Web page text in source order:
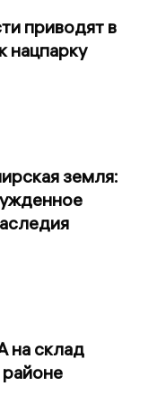
приводят в
нацпарку
земля:
на склад